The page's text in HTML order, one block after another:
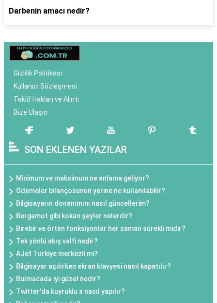
Darbenin amacı nedir?
Gizlilik Politikası
Kullanıcı Sözleşmesi
Teklif Hakları ve Alıntı
Bize Ulaşın
SON EKLENEN YAZILAR
Minimum ve maksimum ne anlama geliyor?
Ödemeler bilançosunun yerine ne kullanılabilir?
Bilgisayarın donanımını nasıl güncellerim?
Bergamot gibi kokan şeyler nelerdir?
Birebir ve örten fonksiyonlar her zaman sürekli midir?
Tek yönlü akış valfi nedir?
AJet Türkiye merkezli mi?
Bilgisayar açılırken ekran klavyesi nasıl kapatılır?
Bulmacada iyi güzel nedir?
Twitter'da kuyruklu a nasıl yapılır?